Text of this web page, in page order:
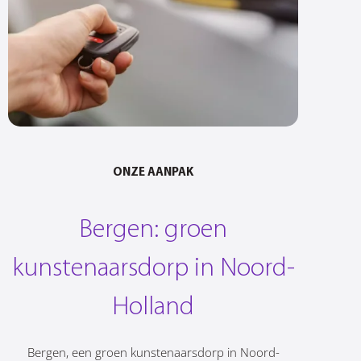
ONZE AANPAK
Bergen: groen
kunstenaarsdorp in Noord-
Holland
Bergen, een groen kunstenaarsdorp in Noord-